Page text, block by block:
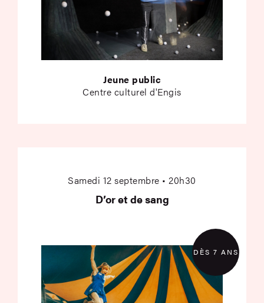
Jeune public
Centre culturel d'Engis
Samedi 12 septembre • 20h30
D’or et de sang
DÈS 7 ANS